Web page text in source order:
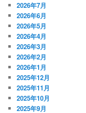
2026年7月
2026年6月
2026年5月
2026年4月
2026年3月
2026年2月
2026年1月
2025年12月
2025年11月
2025年10月
2025年9月